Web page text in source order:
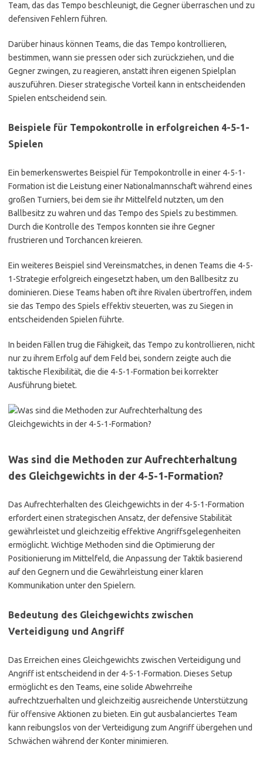
Team, das das Tempo beschleunigt, die Gegner überraschen und zu
defensiven Fehlern führen.
Darüber hinaus können Teams, die das Tempo kontrollieren,
bestimmen, wann sie pressen oder sich zurückziehen, und die
Gegner zwingen, zu reagieren, anstatt ihren eigenen Spielplan
auszuführen. Dieser strategische Vorteil kann in entscheidenden
Spielen entscheidend sein.
Beispiele für Tempokontrolle in erfolgreichen 4-5-1-
Spielen
Ein bemerkenswertes Beispiel für Tempokontrolle in einer 4-5-1-
Formation ist die Leistung einer Nationalmannschaft während eines
großen Turniers, bei dem sie ihr Mittelfeld nutzten, um den
Ballbesitz zu wahren und das Tempo des Spiels zu bestimmen.
Durch die Kontrolle des Tempos konnten sie ihre Gegner
frustrieren und Torchancen kreieren.
Ein weiteres Beispiel sind Vereinsmatches, in denen Teams die 4-5-
1-Strategie erfolgreich eingesetzt haben, um den Ballbesitz zu
dominieren. Diese Teams haben oft ihre Rivalen übertroffen, indem
sie das Tempo des Spiels effektiv steuerten, was zu Siegen in
entscheidenden Spielen führte.
In beiden Fällen trug die Fähigkeit, das Tempo zu kontrollieren, nicht
nur zu ihrem Erfolg auf dem Feld bei, sondern zeigte auch die
taktische Flexibilität, die die 4-5-1-Formation bei korrekter
Ausführung bietet.
Was sind die Methoden zur Aufrechterhaltung
des Gleichgewichts in der 4-5-1-Formation?
Das Aufrechterhalten des Gleichgewichts in der 4-5-1-Formation
erfordert einen strategischen Ansatz, der defensive Stabilität
gewährleistet und gleichzeitig effektive Angriffsgelegenheiten
ermöglicht. Wichtige Methoden sind die Optimierung der
Positionierung im Mittelfeld, die Anpassung der Taktik basierend
auf den Gegnern und die Gewährleistung einer klaren
Kommunikation unter den Spielern.
Bedeutung des Gleichgewichts zwischen
Verteidigung und Angriff
Das Erreichen eines Gleichgewichts zwischen Verteidigung und
Angriff ist entscheidend in der 4-5-1-Formation. Dieses Setup
ermöglicht es den Teams, eine solide Abwehrreihe
aufrechtzuerhalten und gleichzeitig ausreichende Unterstützung
für offensive Aktionen zu bieten. Ein gut ausbalanciertes Team
kann reibungslos von der Verteidigung zum Angriff übergehen und
Schwächen während der Konter minimieren.